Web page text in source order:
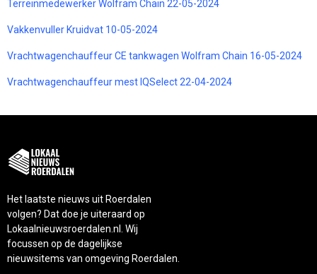
Terreinmedewerker Wolfram Chain 22-05-2024
Vakkenvuller Kruidvat 10-05-2024
Vrachtwagenchauffeur CE tankwagen Wolfram Chain 16-05-2024
Vrachtwagenchauffeur mest IQSelect 22-04-2024
Het laatste nieuws uit Roerdalen
volgen? Dat doe je uiteraard op
Lokaalnieuwsroerdalen.nl. Wij
focussen op de dagelijkse
nieuwsitems van omgeving Roerdalen.